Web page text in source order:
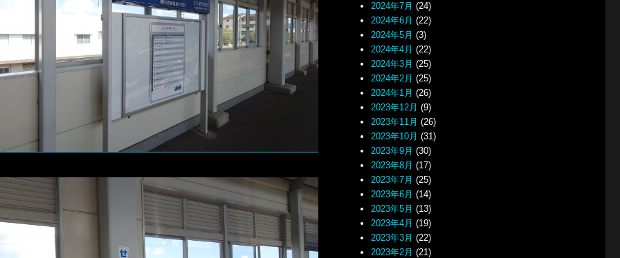
2024年7月 (24)
2024年6月 (22)
2024年5月 (3)
2024年4月 (22)
2024年3月 (25)
2024年2月 (25)
2024年1月 (26)
2023年12月 (9)
2023年11月 (26)
2023年10月 (31)
2023年9月 (30)
2023年8月 (17)
2023年7月 (25)
2023年6月 (14)
2023年5月 (13)
2023年4月 (19)
2023年3月 (22)
2023年2月 (21)